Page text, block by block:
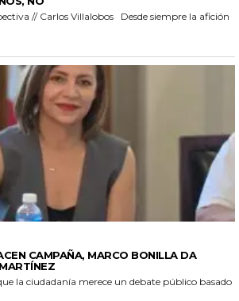
// Carlos Villalobos Desde siempre la afición
CAMPAÑA, MARCO BONILLA DA